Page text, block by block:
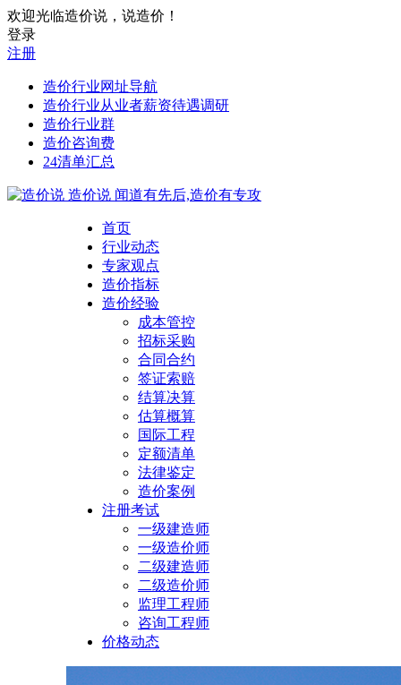
欢迎光临造价说，说造价！
登录
注册
造价行业网址导航
造价行业从业者薪资待遇调研
造价行业群
造价咨询费
24清单汇总
造价说 闻道有先后,造价有专攻
首页
行业动态
专家观点
造价指标
造价经验
成本管控
招标采购
合同合约
签证索赔
结算决算
估算概算
国际工程
定额清单
法律鉴定
造价案例
注册考试
一级建造师
一级造价师
二级建造师
二级造价师
监理工程师
咨询工程师
价格动态